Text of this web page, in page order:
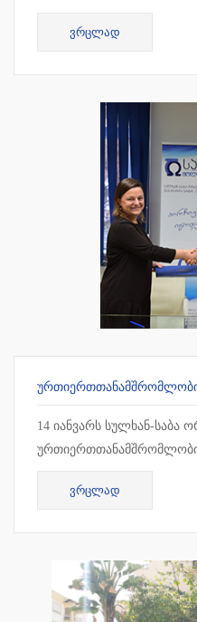
უნივერსიტეტის
წლიანი უპირობო
ᲕᲠᲪᲚᲐᲓ
14 იანვარს სულხან-საბა
ადვოკატთა
მოსამზადებელ ცენტრთან.
ᲕᲠᲪᲚᲐᲓ